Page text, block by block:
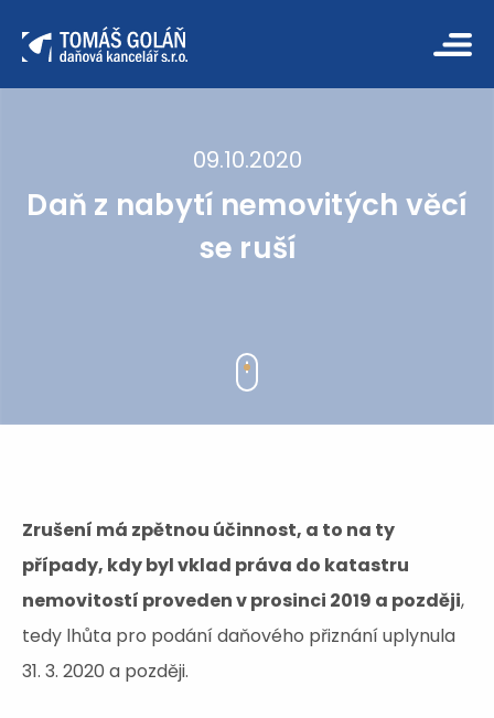
09.10.2020
Daň z nabytí nemovitých věcí
se ruší
Zrušení má zpětnou účinnost, a to na ty
případy, kdy byl vklad práva do katastru
nemovitostí proveden v prosinci 2019 a později,
tedy lhůta pro podání daňového přiznání uplynula
31. 3. 2020 a později.